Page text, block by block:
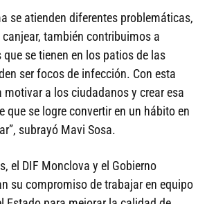
se atienden diferentes problemáticas,
también contribuimos a
se tienen en los patios de las
ser focos de infección. Con esta
motivar a los ciudadanos y crear esa
que se logre convertir en un hábito en
subrayó Mavi Sosa.
el DIF Monclova y el Gobierno
su compromiso de trabajar en equipo